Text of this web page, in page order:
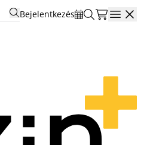
Bejelentkezés